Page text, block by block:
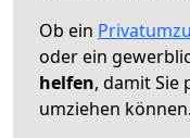
Ob ein
oder ein
helfen, damit Sie
umziehen können.